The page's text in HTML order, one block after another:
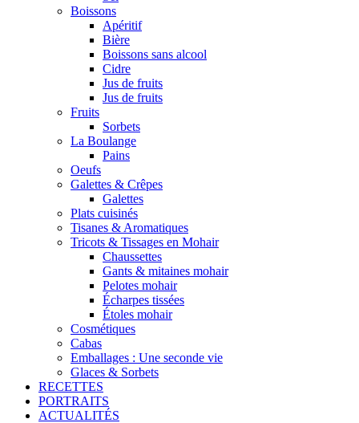
Boissons
Apéritif
Bière
Boissons sans alcool
Cidre
Jus de fruits
Jus de fruits
Fruits
Sorbets
La Boulange
Pains
Oeufs
Galettes & Crêpes
Galettes
Plats cuisinés
Tisanes & Aromatiques
Tricots & Tissages en Mohair
Chaussettes
Gants & mitaines mohair
Pelotes mohair
Écharpes tissées
Étoles mohair
Cosmétiques
Cabas
Emballages : Une seconde vie
Glaces & Sorbets
RECETTES
PORTRAITS
ACTUALITÉS